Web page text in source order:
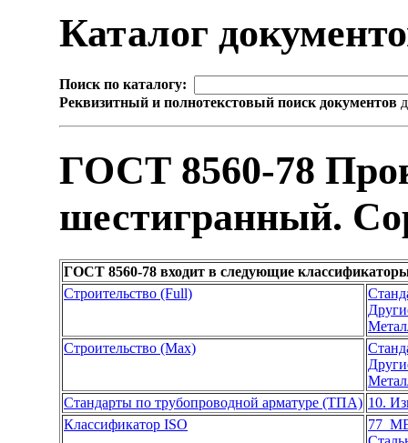
Каталог
Поиск по каталогу:
Реквизитный и полнотекстовый поиск документов
ГОСТ 8560-78
шестигранный.
ГОСТ 8560-78 входит в следующие
Строительство (Full)
Строительство (Max)
Стандарты по трубопроводной арматуре (ТПА) 10.
Классификатор ISO
77